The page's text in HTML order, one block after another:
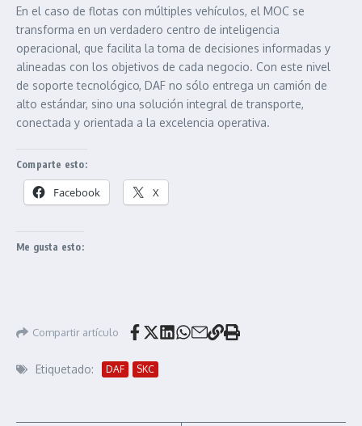
En el caso de flotas con múltiples vehículos, el MOC se
transforma en un verdadero centro de inteligencia
operacional, que facilita la toma de decisiones informadas y
alineadas con los objetivos de cada negocio. Con este nivel
de soporte tecnológico, DAF no sólo entrega un camión de
alto estándar, sino una solución integral de transporte,
conectada y orientada a la excelencia operativa.
Comparte esto:
Facebook X
Me gusta esto:
Compartir artículo
Etiquetado: DAF SKC